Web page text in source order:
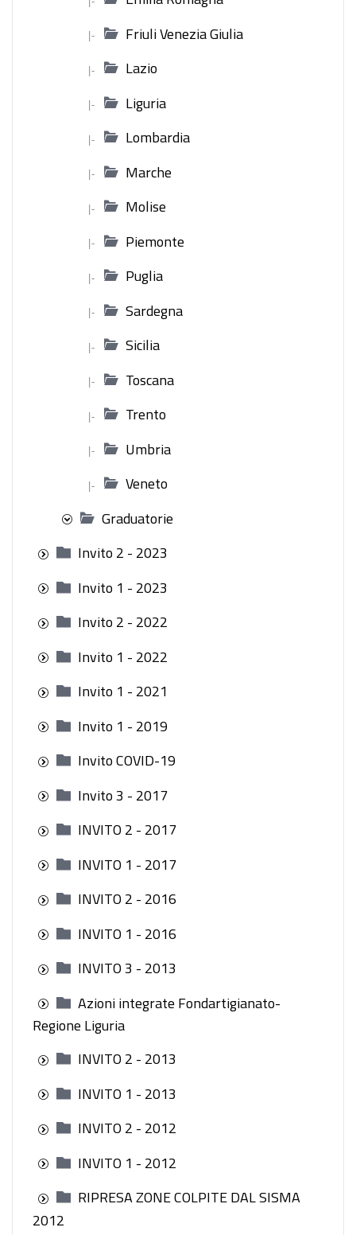
|- Friuli Venezia Giulia
|- Lazio
|- Liguria
|- Lombardia
|- Marche
|- Molise
|- Piemonte
|- Puglia
|- Sardegna
|- Sicilia
|- Toscana
|- Trento
|- Umbria
|-
Veneto
Graduatorie
Invito 2 - 2023
Invito 1 - 2023
Invito 2 - 2022
Invito 1 - 2022
Invito 1 - 2021
Invito 1 - 2019
Invito COVID-19
Invito 3 - 2017
INVITO 2 - 2017
INVITO 1 - 2017
INVITO 2 - 2016
INVITO 1 - 2016
INVITO 3 - 2013
Azioni integrate Fondartigianato-
Regione Liguria
INVITO 2 - 2013
INVITO 1 - 2013
INVITO 2 - 2012
INVITO 1 - 2012
RIPRESA ZONE COLPITE DAL SISMA
2012